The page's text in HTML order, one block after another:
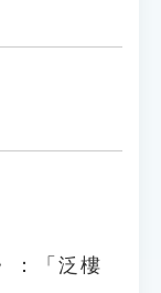
：「泛樓